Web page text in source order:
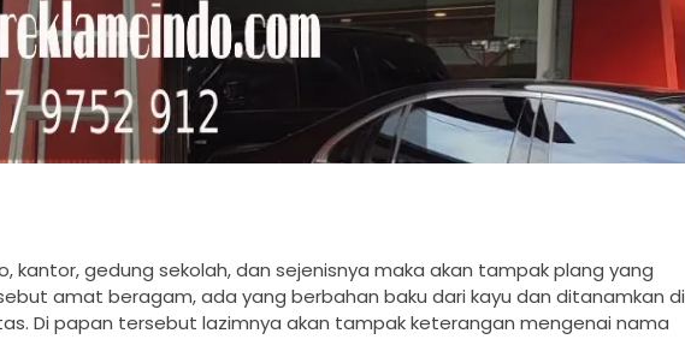
kantor, gedung sekolah, dan sejenisnya maka akan tampak plang yang
amat beragam, ada yang berbahan baku dari kayu dan ditanamkan di
Di papan tersebut lazimnya akan tampak keterangan mengenai nama